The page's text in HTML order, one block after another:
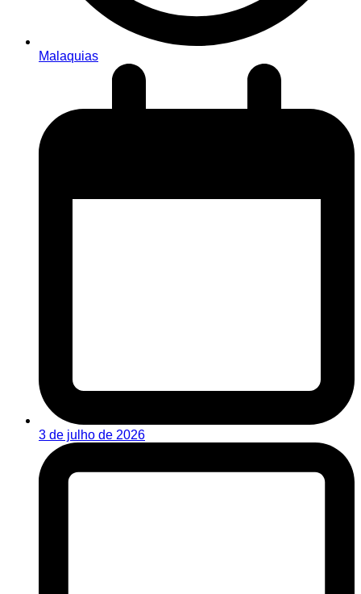
Malaquias
3 de julho de 2026